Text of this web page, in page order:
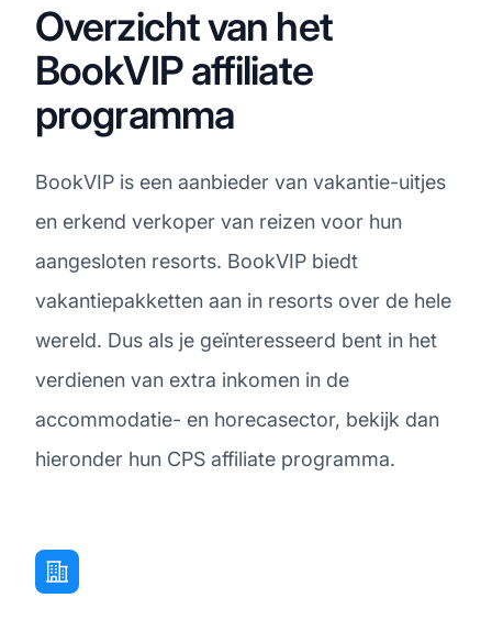
Overzicht van het
BookVIP affiliate
programma
BookVIP is een aanbieder van vakantie-uitjes
en erkend verkoper van reizen voor hun
aangesloten resorts. BookVIP biedt
vakantiepakketten aan in resorts over de hele
wereld. Dus als je geïnteresseerd bent in het
verdienen van extra inkomen in de
accommodatie- en horecasector, bekijk dan
hieronder hun CPS affiliate programma.